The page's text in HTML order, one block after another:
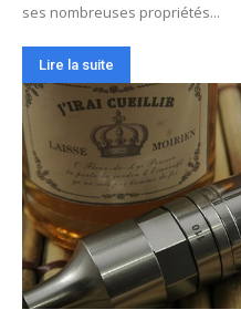
ses nombreuses propriétés...
Lire la suite